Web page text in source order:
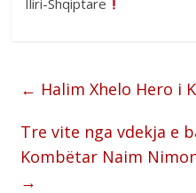
← Halim Xhelo Hero i
Tre vite nga vdekja e
Kombëtar Naim
→